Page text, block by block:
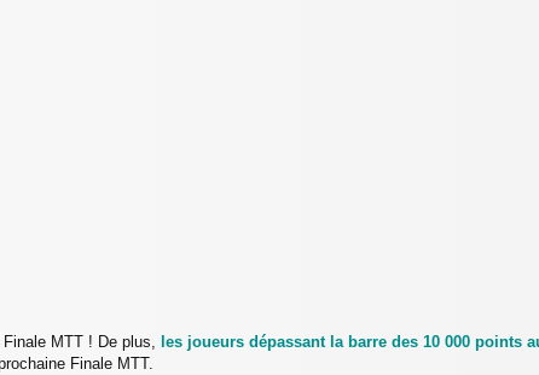
MTT ! De plus, les joueurs dépassant la barre des 10 000 points
Finale MTT.